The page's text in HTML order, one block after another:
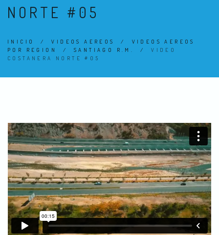
NORTE #05
INICIO /VIDEOS AEREOS / VIDEOS AEREOS
POR REGION
/SANTIAGO R.M. /VIDEO
COSTANERA NORTE #05